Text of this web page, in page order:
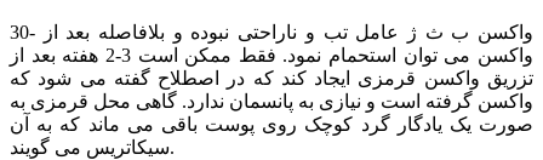
30- واکسن ب ث ژ عامل تب و ناراحتی نبوده و بلافاصله بعد از
واکسن می توان استحمام نمود. فقط ممکن است 3-2 هفته بعد از
تزریق واکسن قرمزی ایجاد کند که در اصطلاح گفته می شود که
واکسن گرفته است و نیازی به پانسمان ندارد. گاهی محل قرمزی به
صورت یک یادگار گرد کوچک روی پوست باقی می ماند که به آن
سیکاتریس می گویند.